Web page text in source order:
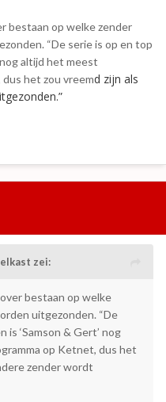
bestaan op welke zender
“De serie is op en top
nog altijd het meest
het zou vreemd zijn als
zei:
bestaan op welke
uitgezonden. “De
is ‘Samson & Gert’ nog
op Ketnet, dus het
zender wordt